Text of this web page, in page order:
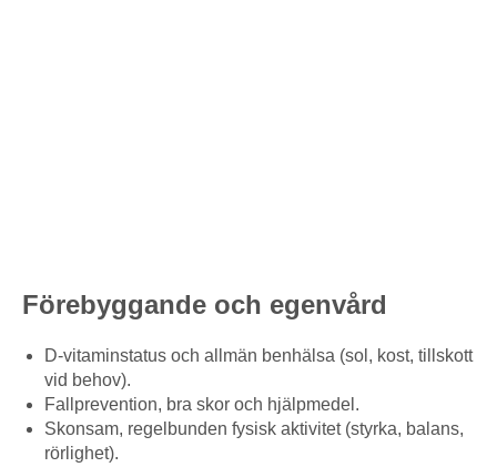
Förebyggande och egenvård
D-vitaminstatus och allmän benhälsa (sol, kost, tillskott
vid behov).
Fallprevention, bra skor och hjälpmedel.
Skonsam, regelbunden fysisk aktivitet (styrka, balans,
rörlighet).